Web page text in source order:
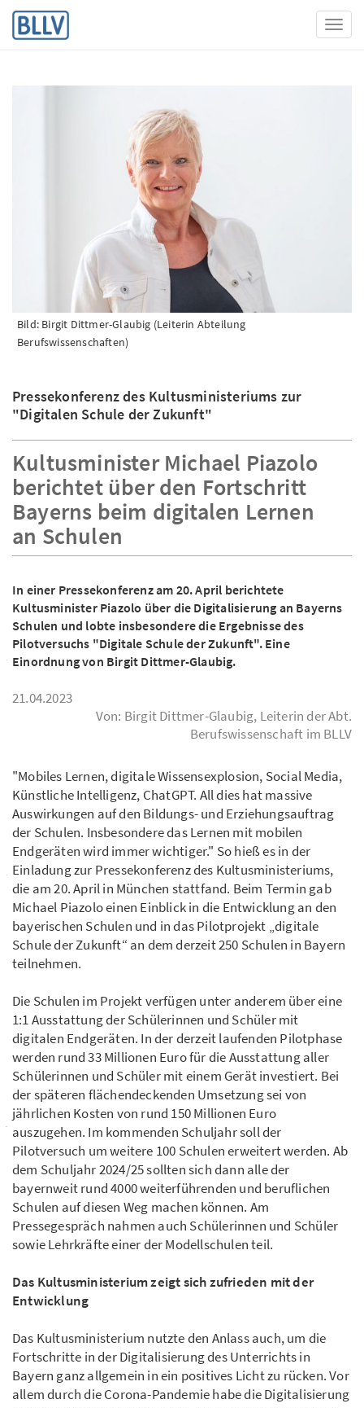
Bild: Birgit Dittmer-Glaubig (Leiterin Abteilung
Berufswissenschaften)
Pressekonferenz des Kultusministeriums zur
"Digitalen Schule der Zukunft"
Kultusminister Michael Piazolo
berichtet über den Fortschritt
Bayerns beim digitalen Lernen
an Schulen
In einer Pressekonferenz am 20. April berichtete
Kultusminister Piazolo über die Digitalisierung an Bayerns
Schulen und lobte insbesondere die Ergebnisse des
Pilotversuchs "Digitale Schule der Zukunft". Eine
Einordnung von Birgit Dittmer-Glaubig.
21.04.2023
Von: Birgit Dittmer-Glaubig, Leiterin der Abt.
Berufswissenschaft im BLLV
"Mobiles Lernen, digitale Wissensexplosion, Social Media,
Künstliche Intelligenz, ChatGPT. All dies hat massive
Auswirkungen auf den Bildungs- und Erziehungsauftrag
der Schulen. Insbesondere das Lernen mit mobilen
Endgeräten wird immer wichtiger." So hieß es in der
Einladung zur Pressekonferenz des Kultusministeriums,
die am 20. April in München stattfand. Beim Termin gab
Michael Piazolo einen Einblick in die Entwicklung an den
bayerischen Schulen und in das Pilotprojekt „digitale
Schule der Zukunft“ an dem derzeit 250 Schulen in Bayern
teilnehmen.
Die Schulen im Projekt verfügen unter anderem über eine
1:1 Ausstattung der Schülerinnen und Schüler mit
digitalen Endgeräten. In der derzeit laufenden Pilotphase
werden rund 33 Millionen Euro für die Ausstattung aller
Schülerinnen und Schüler mit einem Gerät investiert. Bei
der späteren flächendeckenden Umsetzung sei von
jährlichen Kosten von rund 150 Millionen Euro
auszugehen. Im kommenden Schuljahr soll der
Pilotversuch um weitere 100 Schulen erweitert werden. Ab
dem Schuljahr 2024/25 sollten sich dann alle der
bayernweit rund 4000 weiterführenden und beruflichen
Schulen auf diesen Weg machen können. Am
Pressegespräch nahmen auch Schülerinnen und Schüler
sowie Lehrkräfte einer der Modellschulen teil.
Das Kultusministerium zeigt sich zufrieden mit der
Entwicklung
Das Kultusministerium nutzte den Anlass auch, um die
Fortschritte in der Digitalisierung des Unterrichts in
Bayern ganz allgemein in ein positives Licht zu rücken. Vor
allem durch die Corona-Pandemie habe die Digitalisierung